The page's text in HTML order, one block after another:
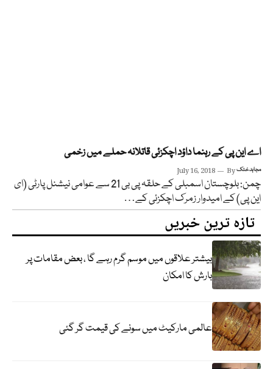
اے این پی کے رہنما داؤد اچکزئی قاتلانہ حملے میں زخمی
July 16, 2018 Byمجاہد خٹک
چمن: بلوچستان اسمبلی کے حلقہ پی بی 21 سے عوامی نیشنل پارٹی (ای
این پی) کے امیدوار زمرک اچکزئی کے…
تازہ ترین خبریں
بیشتر علاقوں میں موسم گرم رہے گا ، بعض مقامات پر
بارش کا امکان
عالمی مارکیٹ میں سونے کی قیمت گر گئی